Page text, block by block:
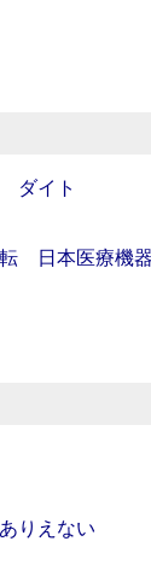
ダイト
日本医療機
りえない